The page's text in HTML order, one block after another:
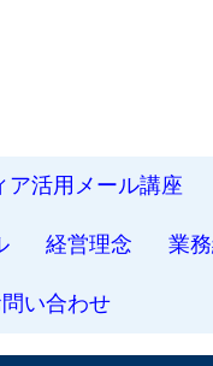
ア活用メール講座
経営理念 業
い合わせ